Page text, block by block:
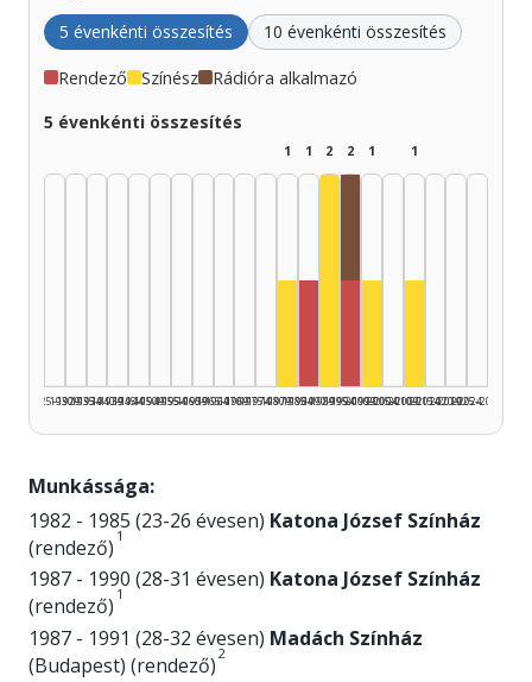
5 évenkénti összesítés 10 évenkénti összesítés
Rendező Színész Rádióra alkalmazó
5 évenkénti összesítés
1925–1929
1930–1934
1935–1939
1940–1944
1945–1949
1950–1954
1955–1959
1960–1964
1965–1969
1970–1974
1975–1979
1
1980–1984
1
1985–1989
2
1990–1994
2
1995–1999
1
2000–2004
2005–2009
1
2010–2014
2015–2019
2020–2024
2025–2026
Munkássága:
1982 - 1985 (23-26 évesen) Katona József Színház
(rendező) 1
1987 - 1990 (28-31 évesen) Katona József Színház
(rendező) 1
1987 - 1991 (28-32 évesen) Madách Színház
(Budapest) (rendező) 2